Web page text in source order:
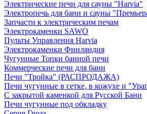
Электрические печи для сауны "Harvia"
Электропечь для бани и сауны
Запчасти к электрическим печам
Электрокаменки SAWO
Пульты Управления Harvia
Электрокаменки Финляндия
Чугунные Топки банной печи
Коммерческие печи для бани
Печи "Тройка" (РАСПРОДАЖА)
Печи чугунные в сетке, в кожухе и
С закрытой каменкой для Русской Бани
Печи чугунные под обкладку